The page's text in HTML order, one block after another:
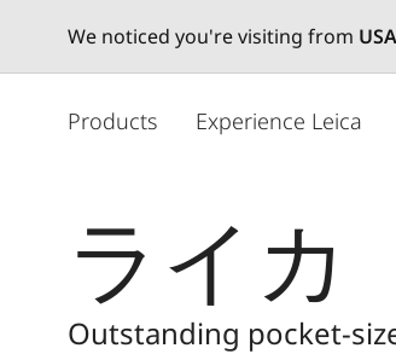
We noticed you're visiting from USA
Products Experience Leica
ライカ
Outstanding pocket-